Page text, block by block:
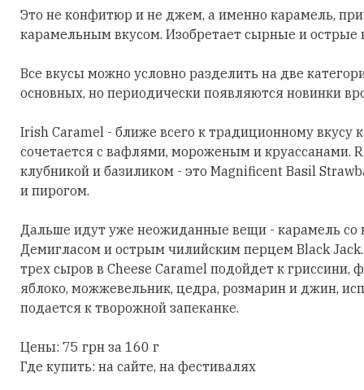
Это не конфитюр и не джем, а именно карамель,
карамельным вкусом. Изобретает сырные и
Все вкусы можно условно разделить на две
основных, но периодически появляются новинки
Irish Caramel - ближе всего к традиционному вкусу
сочетается с вафлями, мороженым и круассанами.
клубникой и базиликом - это Magnificent Basil
и пирогом.
Дальше идут уже неожиданные вещи - карамель со
Демигласом и острым чилийским перцем Black
трех сыров в Cheese Caramel подойдет к гриссини,
яблоко, можжевельник, цедра, розмарин и джин,
подается к творожной запеканке.
Цены: 75 грн за 160 г
Где купить: на сайте, на фестивалях